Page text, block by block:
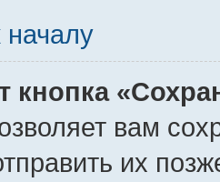
началу
кнопка
вам
их